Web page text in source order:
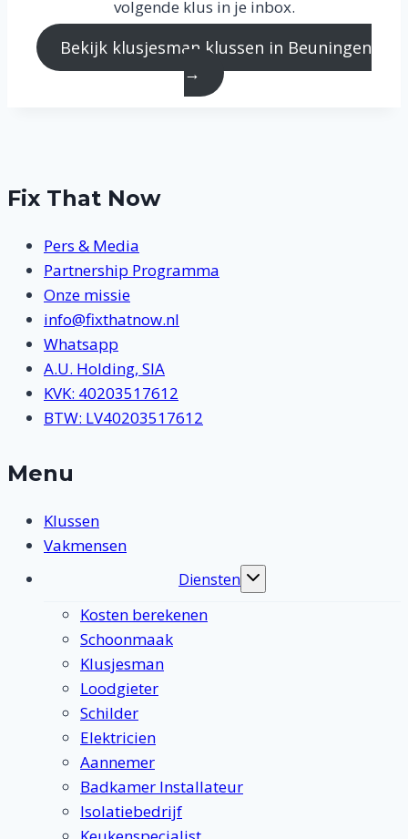
volgende klus in je inbox.
Bekijk klusjesman klussen in Beuningen
→
Fix That Now
Pers & Media
Partnership Programma
Onze missie
info@fixthatnow.nl
Whatsapp
A.U. Holding, SIA
KVK: 40203517612
BTW: LV40203517612
Menu
Klussen
Vakmensen
Diensten
Toggle
Kosten berekenen
Schoonmaak
Klusjesman
Loodgieter
Schilder
Elektricien
Aannemer
Badkamer Installateur
Isolatiebedrijf